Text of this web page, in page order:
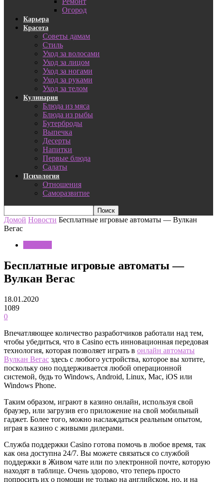
Огород
Карьера
Красота
Советы дамам
Стиль
Уход за волосами
Уход за лицом
Уход за ногами
Уход за руками
Уход за телом
Кулинария
Блюда из мяса
Блюда из рыбы
Бутерброды
Выпечка
Десерты
Напитки
Первые блюда
Салаты
Психология
Отношения
Саморазвитие
Домой Новости Бесплатные игровые автоматы — Вулкан
Вегас
Бесплатные игровые автоматы —
Вулкан Вегас
18.01.2020
1089
0
Впечатляющее количество разработчиков работали над тем,
чтобы убедиться, что в Casino есть инновационная передовая
технология, которая позволяет играть в онлайн автоматы
Вулкан Вегас здесь с любого устройства, которое вы хотите,
поскольку оно поддерживается любой операционной
системой, будь то Windows, Android, Linux, Mac, iOS или
Windows Phone.
Таким образом, играют в казино онлайн, используя свой
браузер, или загрузив его приложение на свой мобильный
гаджет. Более того, можно наслаждаться реальным опытом,
играя в казино с живыми дилерами.
Служба поддержки Casino готова помочь в любое время, так
как она доступна 24/7. Вы можете связаться со службой
поддержки в Живом чате или по электронной почте, которую
находят в таблице. Очень здорово, что теперь просто
попросить их о помощи не только на английском, но, и на